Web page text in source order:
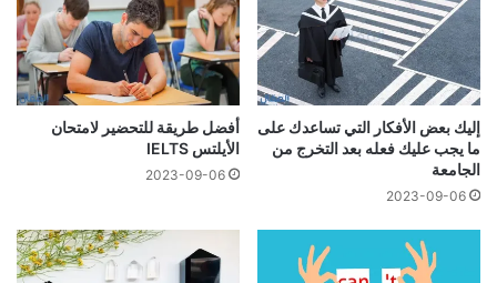
إليك بعض الأفكار التي تساعدك على
ما يجب عليك فعله بعد التخرج من
الجامعة
2023-09-06
أفضل طريقة للتحضير لامتحان
الأيلتس IELTS
2023-09-06